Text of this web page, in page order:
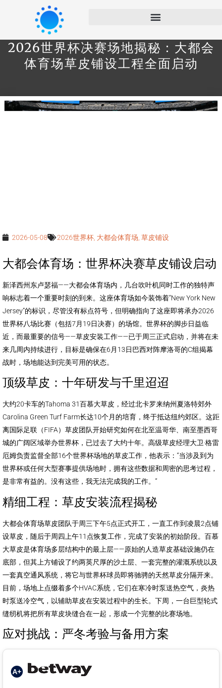
2026世界杯决赛场地揭秘：大都会
体育场草皮铺设工程全面启动
2026-05-08 2026世界杯 大都会体育场 草皮铺设
大都会体育场：世界杯决赛草皮铺设启动
新泽西州东卢瑟福——大都会体育场内，几台吹叶机同时工作的独特声
响标志着一个重要时刻的到来。这座体育场如今装饰着“New York New
Jersey”的标识，尽管没有标点符号，但明确指向了这座即将承办2026
世界杯八场比赛（包括7月19日决赛）的场馆。世界杯的脚步日益临
近，而最重要的信号——草皮安装工作——已于周三正式启动，并将在未
来几周内持续进行，目标是确保在6月13日巴西对阵摩洛哥的C组揭幕
战时，场地能达到完美可用的状态。
顶级草皮：十年研发与千里迢迢
大约20卡车的Tahoma 31百慕大草皮，经过北卡罗来纳州夏洛特郊外
Carolina Green Turf Farm长达10个月的培育，终于抵达纽约郊区。这距
离国际足联（FIFA）草皮团队开始研究如何在北至温哥华、南至墨西哥
城的广阔区域举办世界杯，已过去了大约十年。高级草皮经理大卫·格雷
厄姆负责监督全部16个世界杯场地的草皮工作，他表示：“当涉及到为
世界杯或任何大型赛事提供场地时，拥有这些数据和周密的思考过程，
是非常有益的。没有这些，我无法完成我的工作。”
精细工程：草皮安装流程揭秘
大都会体育场草皮团队于周三下午5点正式开工，一直工作到凌晨2点铺
设草皮，随后于周四上午11点恢复工作，完成了安装的初始阶段。百慕
大草皮是体育场多层结构中的最上层——原始的人造草皮基础设施仍在
底部，但其上方铺设了约两英尺厚的沙土层、一套完整的灌溉系统以及
一套真空通风系统，将它与世界杯球员即将驰骋的天然草皮分隔开来。
目前，场地上点缀着多个HVAC系统，它们在寒冷时泵送热空气，炎热
时泵送冷空气，以辅助草皮在安装过程中的生长。下周，一台巨型轮式
缝纫机将把所有草皮块缝合在一起，形成一个完整的比赛场地。
应对挑战：严冬考验与备用方案
A+